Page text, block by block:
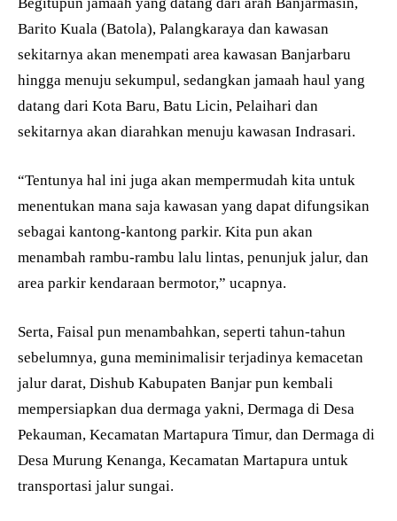
Barito Kuala (Batola), Palangkaraya dan kawasan
sekitarnya akan menempati area kawasan Banjarbaru
hingga menuju sekumpul, sedangkan jamaah haul yang
datang dari Kota Baru, Batu Licin, Pelaihari dan
sekitarnya akan diarahkan menuju kawasan Indrasari.
“Tentunya hal ini juga akan mempermudah kita untuk
menentukan mana saja kawasan yang dapat difungsikan
sebagai kantong-kantong parkir. Kita pun akan
menambah rambu-rambu lalu lintas, penunjuk jalur, dan
area parkir kendaraan bermotor,” ucapnya.
Serta, Faisal pun menambahkan, seperti tahun-tahun
sebelumnya, guna meminimalisir terjadinya kemacetan
jalur darat, Dishub Kabupaten Banjar pun kembali
mempersiapkan dua dermaga yakni, Dermaga di Desa
Pekauman, Kecamatan Martapura Timur, dan Dermaga di
Desa Murung Kenanga, Kecamatan Martapura untuk
transportasi jalur sungai.